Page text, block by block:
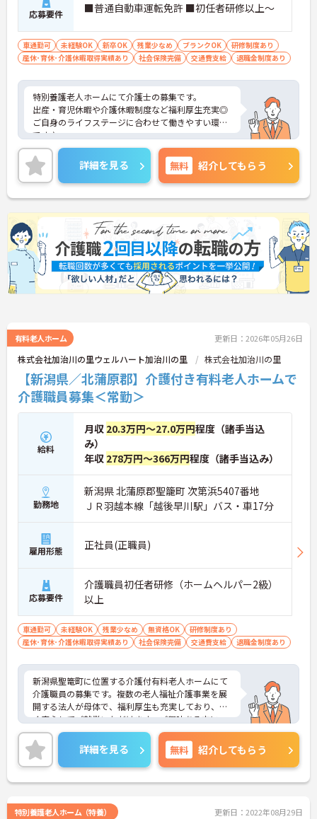
応募要件 ■普通自動車運転免許 ■初任者研修以上～
車通勤可 未経験OK 新卒OK 残業少なめ ブランクOK
研修制度あり
産休･育休･介護休暇取得実績あり
社会保険完備 交通費支給 退職金制度あり
特別養護老人ホームにて介護士の募集です。
出産・育児休暇や介護休暇制度など福利厚生充実◎
ご自身のライフステージに合わせて働きやすい環境
です♪
残業少なめなので出勤日でもプライベートの時間を
確保して頂けますよ◎
またマイカー通勤OK 無料駐車場完備なので、通勤
のストレスが少ないのも嬉しいポイントです！
ご興味ある方には、面接対策ポイントなど、さらに
詳細をお話しいたしますのでお気軽にご相談くださ
い。
詳細を見る 無料 紹介してもらう
有料老人ホーム 更新日：2026年05月26日
株式会社加治川の里ウェルハート加治川の里 株式会社加治川の里
【新潟県／北蒲原郡】介護付き有料老人ホームで
介護職員募集＜常勤＞
給料
月収 20.3万円～27.0万円程度（諸手当込
み）
年収 278万円～366万円程度（諸手当込み）
勤務地
新潟県 北蒲原郡聖籠町 次第浜5407番地
ＪＲ羽越本線「越後早川駅」バス・車17分
雇用形態 正社員(正職員)
応募要件
介護職員初任者研修（ホームヘルパー2級）
以上
車通勤可 未経験OK 残業少なめ 無資格OK
研修制度あり
産休･育休･介護休暇取得実績あり
社会保険完備 交通費支給 退職金制度あり
新潟県聖篭町に位置する介護付有料老人ホームにて
介護職員の募集です。複数の老人福祉介護事業を展
開する法人が母体で、福利厚生も充実しており、長
く安心してご就業いただけます。ご興味ある方に
は、面接対策ポイントなど、詳細をお話しいたしま
すのでお気軽にご相談ください。
詳細を見る 無料 紹介してもらう
特別養護老人ホーム（特養） 更新日：2022年08月29日